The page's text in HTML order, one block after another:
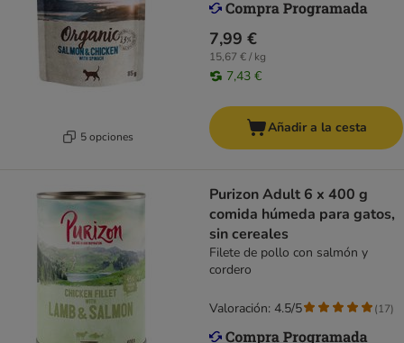
5 opciones
7,99 €
15,67 € / kg
7,43 €
Añadir a la cesta
Purizon Adult 6 x 400 g
comida húmeda para gatos,
sin cereales
Filete de pollo con salmón y
cordero
Valoración: 4.5/5 (17)